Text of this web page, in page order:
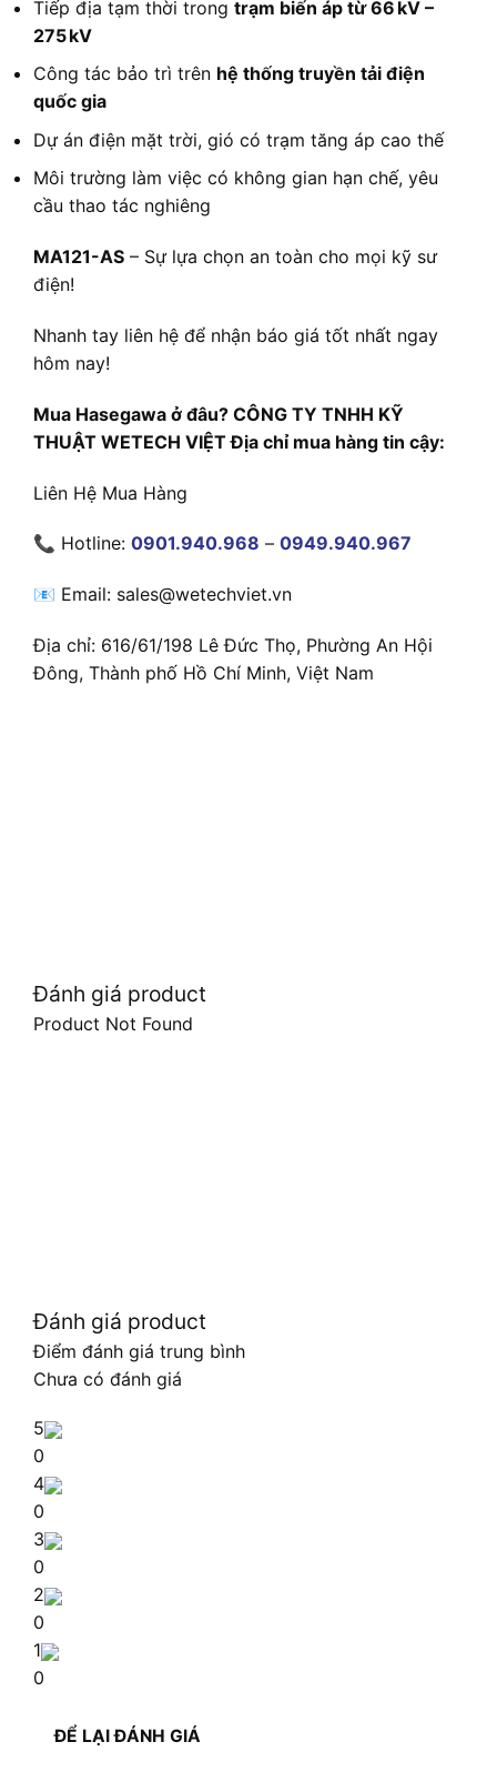
Tiếp địa tạm thời trong trạm biến áp từ 66 kV –
275 kV
Công tác bảo trì trên hệ thống truyền tải điện
quốc gia
Dự án điện mặt trời, gió có trạm tăng áp cao thế
Môi trường làm việc có không gian hạn chế, yêu
cầu thao tác nghiêng
MA121-AS – Sự lựa chọn an toàn cho mọi kỹ sư
điện!
Nhanh tay liên hệ để nhận báo giá tốt nhất ngay
hôm nay!
Mua Hasegawa ở đâu? CÔNG TY TNHH KỸ
THUẬT WETECH VIỆT Địa chỉ mua hàng tin cậy:
Liên Hệ Mua Hàng
📞 Hotline: 0901.940.968 – 0949.940.967
📧 Email: sales@wetechviet.vn
Địa chỉ: 616/61/198 Lê Đức Thọ, Phường An Hội
Đông, Thành phố Hồ Chí Minh, Việt Nam
Đánh giá product
Product Not Found
Đánh giá product
Điểm đánh giá trung bình
Chưa có đánh giá
5
0
4
0
3
0
2
0
1
0
ĐỂ LẠI ĐÁNH GIÁ